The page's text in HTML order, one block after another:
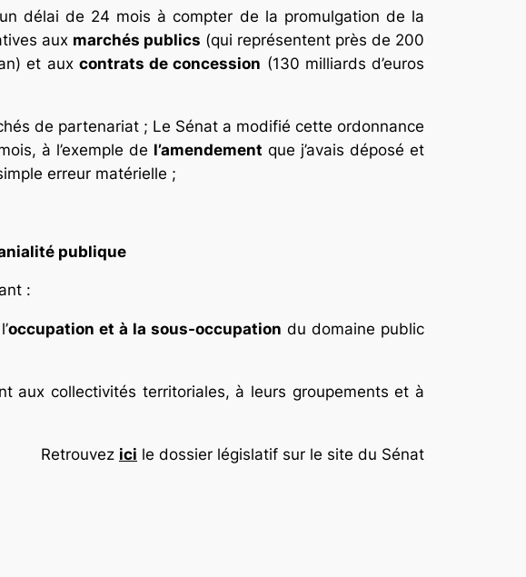
délai de 24 mois à compter de la promulgation de la
aux marchés publics (qui représentent près de 200
et aux contrats de concession (130 milliards d’euros
de partenariat ; Le Sénat a modifié cette ordonnance
à l’exemple de l’amendement que j’avais déposé et
erreur matérielle ;
publique
:
occupation et à la sous-occupation du domaine public
aux collectivités territoriales, à leurs groupements et à
Retrouvez ici le dossier législatif sur le site du Sénat